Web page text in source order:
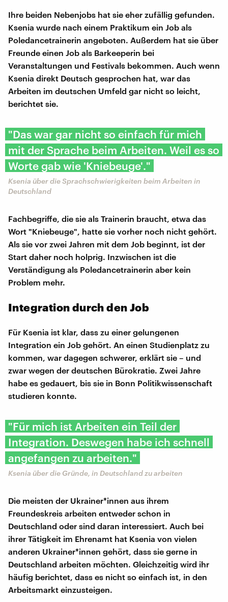
Ihre beiden Nebenjobs hat sie eher zufällig gefunden.
Ksenia wurde nach einem Praktikum ein Job als
Poledancetrainerin angeboten. Außerdem hat sie über
Freunde einen Job als Barkeeperin bei
Veranstaltungen und Festivals bekommen. Auch wenn
Ksenia direkt Deutsch gesprochen hat, war das
Arbeiten im deutschen Umfeld gar nicht so leicht,
berichtet sie.
"Das war gar nicht so einfach für mich
mit der Sprache beim Arbeiten. Weil es so
Worte gab wie 'Kniebeuge'."
Ksenia über die Sprachschwierigkeiten beim Arbeiten in
Deutschland
Fachbegriffe, die sie als Trainerin braucht, etwa das
Wort "Kniebeuge", hatte sie vorher noch nicht gehört.
Als sie vor zwei Jahren mit dem Job beginnt, ist der
Start daher noch holprig. Inzwischen ist die
Verständigung als Poledancetrainerin aber kein
Problem mehr.
Integration durch den Job
Für Ksenia ist klar, dass zu einer gelungenen
Integration ein Job gehört. An einen Studienplatz zu
kommen, war dagegen schwerer, erklärt sie – und
zwar wegen der deutschen Bürokratie. Zwei Jahre
habe es gedauert, bis sie in Bonn Politikwissenschaft
studieren konnte.
"Für mich ist Arbeiten ein Teil der
Integration. Deswegen habe ich schnell
angefangen zu arbeiten."
Ksenia über die Gründe, in Deutschland zu arbeiten
Die meisten der Ukrainer*innen aus ihrem
Freundeskreis arbeiten entweder schon in
Deutschland oder sind daran interessiert. Auch bei
ihrer Tätigkeit im Ehrenamt hat Ksenia von vielen
anderen Ukrainer*innen gehört, dass sie gerne in
Deutschland arbeiten möchten. Gleichzeitig wird ihr
häufig berichtet, dass es nicht so einfach ist, in den
Arbeitsmarkt einzusteigen.